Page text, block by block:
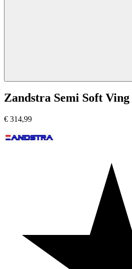
Zandstra Semi Soft Ving
€ 314,99